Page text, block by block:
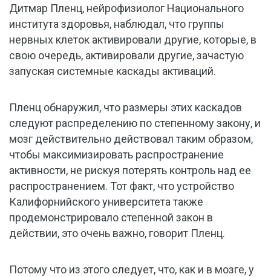
Дитмар Пленц, нейрофизиолог Национального
института здоровья, наблюдал, что группы
нервных клеток активировали другие, которые, в
свою очередь, активировали другие, зачастую
запуская системные каскады активаций.
Пленц обнаружил, что размеры этих каскадов
следуют распределению по степенному закону, и
мозг действительно действовал таким образом,
чтобы максимизировать распространение
активности, не рискуя потерять контроль над ее
распространением. Тот факт, что устройство
Калифорнийского университета также
продемонстрировало степенной закон в
действии, это очень важно, говорит Пленц.
Потому что из этого следует, что, как и в мозге, у